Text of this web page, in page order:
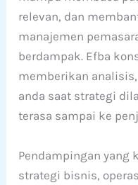
relevan, dan
manajemen
berdampak. Efba
memberikan
anda saat strategi
terasa sampai ke
Pendampingan yang
strategi bisnis,